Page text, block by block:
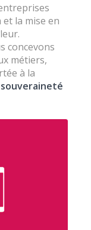
la mise en
concevons
métiers,
à la
souveraineté